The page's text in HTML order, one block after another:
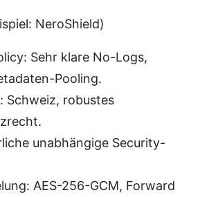
NeroShield)
Sehr klare No-Logs,
Pooling.
Schweiz, robustes
unabhängige Security-
AES-256-GCM, Forward